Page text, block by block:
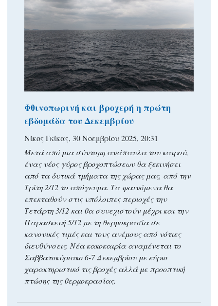
Φθινοπωρινή και βροχερή η πρώτη
εβδομάδα του Δεκεμβρίου
Νίκος Γκίκας, 30 Νοεμβρίου 2025, 20:31
Μετά από μια σύντομη ανάπαυλα του καιρού,
ένας νέος γύρος βροχοπτώσεων θα ξεκινήσει
από τα δυτικά τμήματα της χώρας μας, από την
Τρίτη 2/12 το απόγευμα. Τα φαινόμενα θα
επεκταθούν στις υπόλοιπες περιοχές την
Τετάρτη 3/12 και θα συνεχιστούν μέχρι και την
Παρασκευή 5/12 με τη θερμοκρασία σε
κανονικές τιμές και τους ανέμους από νότιες
διευθύνσεις. Νέα κακοκαιρία αναμένεται το
Σαββατοκύριακο 6-7 Δεκεμβρίου με κύριο
χαρακτηριστικό τις βροχές αλλά με προοπτική
πτώσης της θερμοκρασίας.